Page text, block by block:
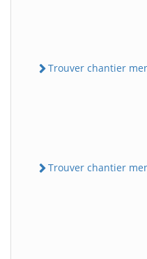
Trouver chantier
Trouver chantier